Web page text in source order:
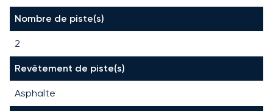
Nombre de piste(s)
2
Revêtement de piste(s)
Asphalte